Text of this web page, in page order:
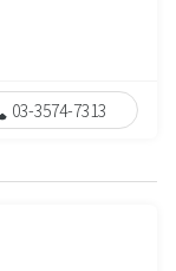
03-3574-7313